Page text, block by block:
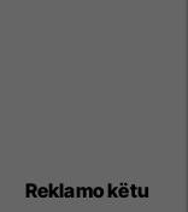
Reklamo këtu